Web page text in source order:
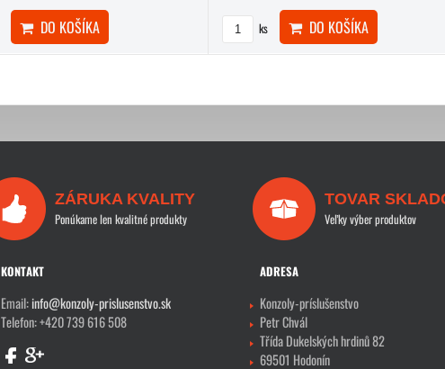
DO KOŠÍKA ks DO KOŠÍKA
ZÁRUKA KVALITY
Ponúkame len kvalitné produkty
TOVAR
Veľky výber produktov
KONTAKT
Email:info@konzoly-prislusenstvo.sk
Telefon: +420 739 616 508
ADRESA
Konzoly-príslušenstvo
Petr Chvál
Třída Dukelských hrdinů 82
69501 Hodonín